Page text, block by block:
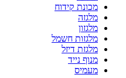
מכונת קידוח
מלגזה
מלגזון
מלגזות חשמל
מלגזת דיזל
מנוף נייד
מעמיס